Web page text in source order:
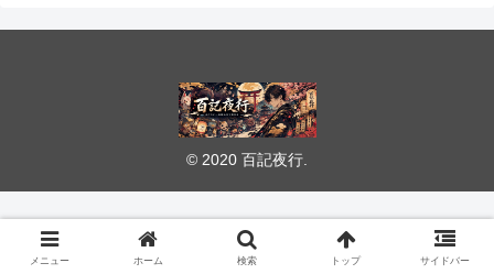
© 2020 百記夜行.
メニュー ホーム 検索 トップ サイドバー